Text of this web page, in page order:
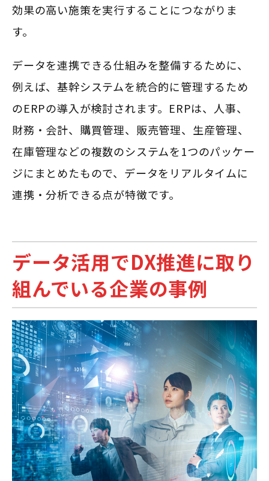
効果の高い施策を実行することにつながりま
す。
データを連携できる仕組みを整備するために、
例えば、基幹システムを統合的に管理するため
のERPの導入が検討されます。ERPは、人事、
財務・会計、購買管理、販売管理、生産管理、
在庫管理などの複数のシステムを1つのパッケー
ジにまとめたもので、データをリアルタイムに
連携・分析できる点が特徴です。
データ活用でDX推進に取り
組んでいる企業の事例